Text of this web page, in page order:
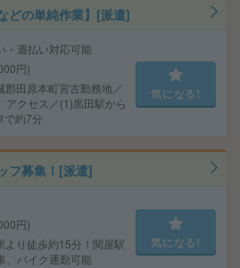
どの単純作業】[派遣]
週払い対応可能
円)
郡田原本町宮古勤務地／
アクセス／(1)黒田駅から
で約7分
気になる!
フ募集！[派遣]
円)
より徒歩約15分！関屋駅
、バイク通勤可能
気になる!